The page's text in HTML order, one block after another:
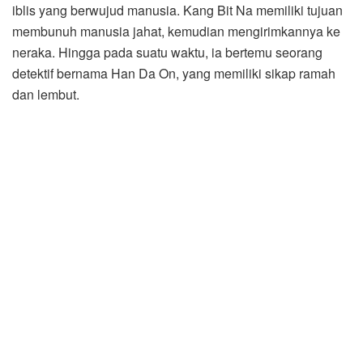
iblis yang berwujud manusia. Kang Bit Na memiliki tujuan
membunuh manusia jahat, kemudian mengirimkannya ke
neraka. Hingga pada suatu waktu, ia bertemu seorang
detektif bernama Han Da On, yang memiliki sikap ramah
dan lembut.